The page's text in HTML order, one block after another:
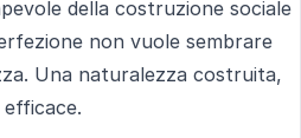
della costruzione sociale
non vuole sembrare
Una naturalezza costruita,